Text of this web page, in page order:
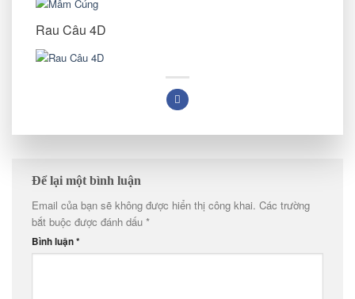
Rau Câu 4D
Để lại một bình luận
Email của bạn sẽ không được hiển thị công khai. Các trường
bắt buộc được đánh dấu *
Bình luận*